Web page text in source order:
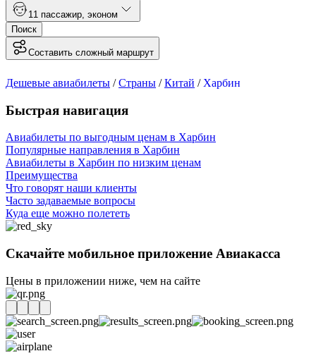
1 1 пассажир эконом
Поиск
Составить сложный маршрут
Дешевые авиабилеты /Страны /Китай / Харбин
Быстрая навигация
Авиабилеты по выгодным ценам в Харбин
Популярные направления в Харбин
Авиабилеты в Харбин по низким ценам
Преимущества
Что говорят наши клиенты
Часто задаваемые вопросы
Куда еще можно полететь
Скачайте мобильное приложение Авиакасса
Цены в приложении ниже, чем на сайте